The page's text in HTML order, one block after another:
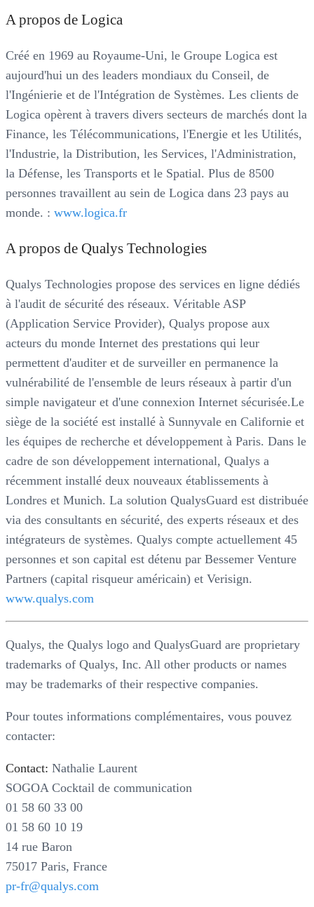
A propos de Logica
Créé en 1969 au Royaume-Uni, le Groupe Logica est
aujourd'hui un des leaders mondiaux du Conseil, de
l'Ingénierie et de l'Intégration de Systèmes. Les clients de
Logica opèrent à travers divers secteurs de marchés dont la
Finance, les Télécommunications, l'Energie et les Utilités,
l'Industrie, la Distribution, les Services, l'Administration,
la Défense, les Transports et le Spatial. Plus de 8500
personnes travaillent au sein de Logica dans 23 pays au
monde. : www.logica.fr
A propos de Qualys Technologies
Qualys Technologies propose des services en ligne dédiés
à l'audit de sécurité des réseaux. Véritable ASP
(Application Service Provider), Qualys propose aux
acteurs du monde Internet des prestations qui leur
permettent d'auditer et de surveiller en permanence la
vulnérabilité de l'ensemble de leurs réseaux à partir d'un
simple navigateur et d'une connexion Internet sécurisée.Le
siège de la société est installé à Sunnyvale en Californie et
les équipes de recherche et développement à Paris. Dans le
cadre de son développement international, Qualys a
récemment installé deux nouveaux établissements à
Londres et Munich. La solution QualysGuard est distribuée
via des consultants en sécurité, des experts réseaux et des
intégrateurs de systèmes. Qualys compte actuellement 45
personnes et son capital est détenu par Bessemer Venture
Partners (capital risqueur américain) et Verisign.
www.qualys.com
Qualys, the Qualys logo and QualysGuard are proprietary
trademarks of Qualys, Inc. All other products or names
may be trademarks of their respective companies.
Pour toutes informations complémentaires, vous pouvez
contacter:
Contact: Nathalie Laurent
SOGOA Cocktail de communication
01 58 60 33 00
01 58 60 10 19
14 rue Baron
75017 Paris, France
pr-fr@qualys.com